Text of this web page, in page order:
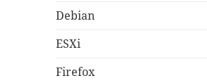
Debian
ESXi
Firefox